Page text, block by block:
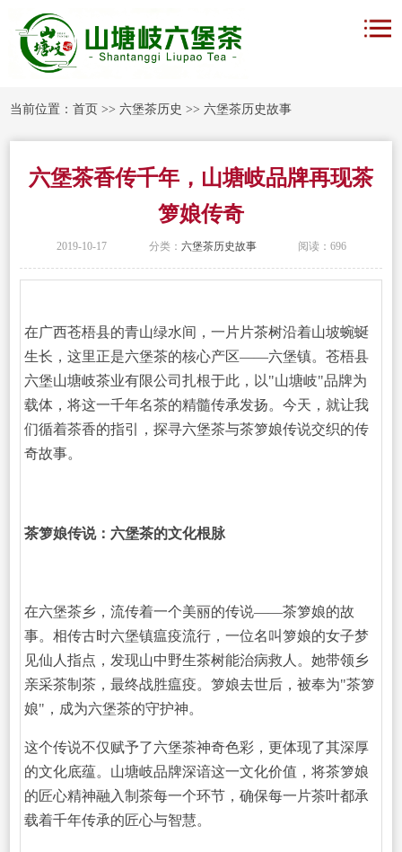
当前位置：首页 >>六堡茶历史 >>六堡茶历史故事
六堡茶香传千年，山塘岐品牌再现茶
箩娘传奇
2019-10-17 分类： 六堡茶历史故事 阅读：696
在广西苍梧县的青山绿水间，一片片茶树沿着山坡蜿蜒
生长，这里正是六堡茶的核心产区——六堡镇。苍梧县
六堡山塘岐茶业有限公司扎根于此，以"山塘岐"品牌为
载体，将这一千年名茶的精髓传承发扬。今天，就让我
们循着茶香的指引，探寻六堡茶与茶箩娘传说交织的传
奇故事。
茶箩娘传说：六堡茶的文化根脉
在六堡茶乡，流传着一个美丽的传说——茶箩娘的故
事。相传古时六堡镇瘟疫流行，一位名叫箩娘的女子梦
见仙人指点，发现山中野生茶树能治病救人。她带领乡
亲采茶制茶，最终战胜瘟疫。箩娘去世后，被奉为"茶箩
娘"，成为六堡茶的守护神。
这个传说不仅赋予了六堡茶神奇色彩，更体现了其深厚
的文化底蕴。山塘岐品牌深谙这一文化价值，将茶箩娘
的匠心精神融入制茶每一个环节，确保每一片茶叶都承
载着千年传承的匠心与智慧。